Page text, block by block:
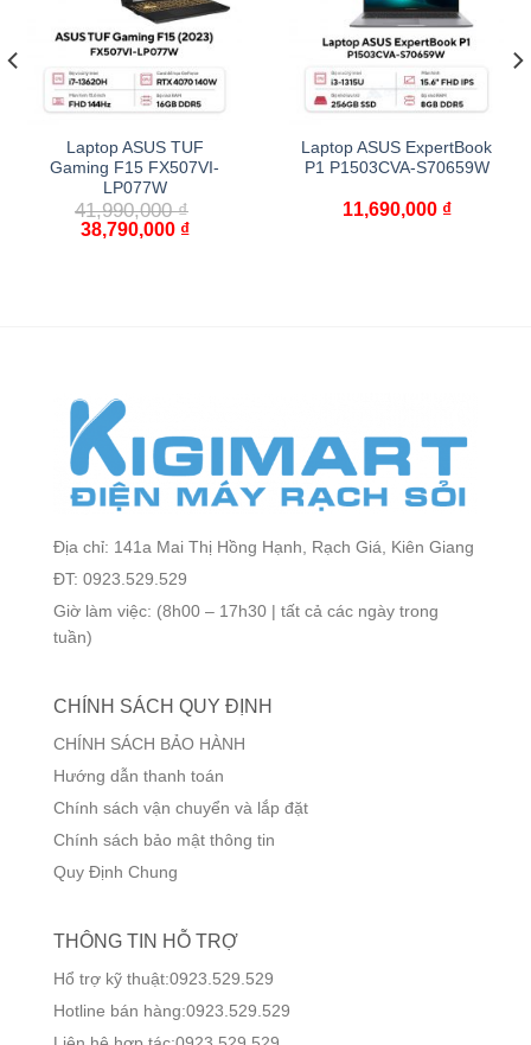
Laptop ASUS TUF
Gaming F15 FX507VI-
LP077W
41,990,000₫
38,790,000 ₫
Laptop ASUS ExpertBook
P1 P1503CVA-S70659W
11,690,000 ₫
Địa chỉ: 141a Mai Thị Hồng Hạnh, Rạch Giá, Kiên Giang
ĐT: 0923.529.529
Giờ làm việc: (8h00 – 17h30 | tất cả các ngày trong
tuần)
CHÍNH SÁCH QUY ĐỊNH
CHÍNH SÁCH BẢO HÀNH
Hướng dẫn thanh toán
Chính sách vận chuyển và lắp đặt
Chính sách bảo mật thông tin
Quy Định Chung
THÔNG TIN HỖ TRỢ
Hổ trợ kỹ thuật:0923.529.529
Hotline bán hàng:0923.529.529